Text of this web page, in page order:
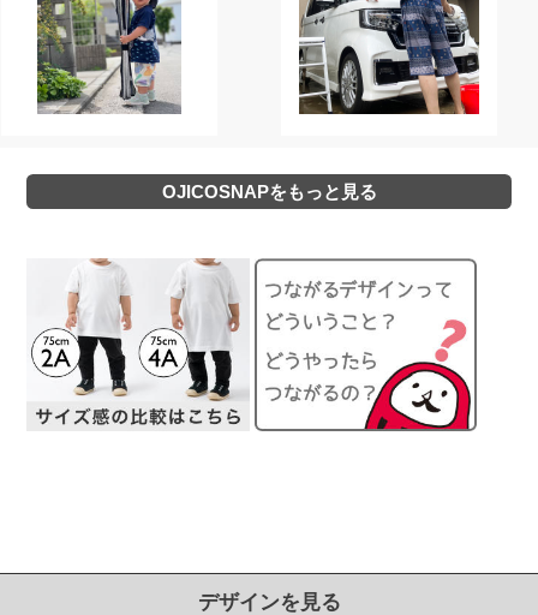
OJICOSNAPをもっと見る
デザインを見る